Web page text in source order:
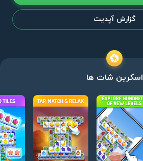
گزارش آپدیت
اسکرین شات ها